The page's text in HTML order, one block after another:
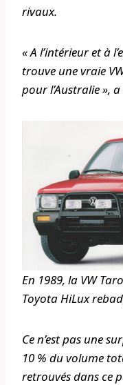
rivaux.
« A l’intérieur et à
trouve une vraie
pour l’Australie »,
En 1989, la VW
Toyota HiLux
Ce n’est pas une
10 % du volume
retrouvés dans ce